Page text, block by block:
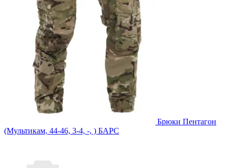
Брюки Пентагон
(Мультикам, 44-46, 3-4, -, ) БАРС